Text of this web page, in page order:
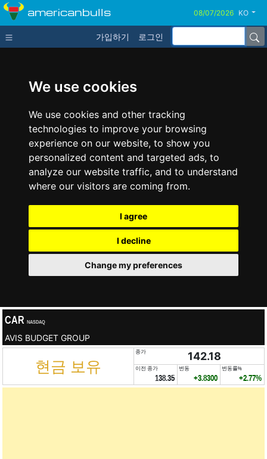
We use cookies
We use cookies and other tracking
technologies to improve your browsing
experience on our website, to show you
personalized content and targeted ads, to
analyze our website traffic, and to understand
where our visitors are coming from.
I agree
I decline
Change my preferences
americanbulls KO
가입하기 로그인
CAR NASDAQ
AVIS BUDGET GROUP
현금 보유
종가 142.18
이전 종가
138.35
변동
+3.8300
변동률%
+2.77%